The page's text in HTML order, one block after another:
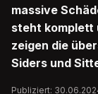
massive
steht komplett
zeigen die
Siders und
Publiziert: